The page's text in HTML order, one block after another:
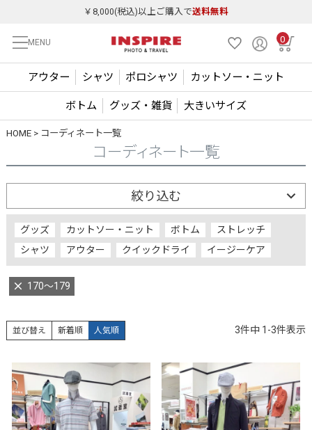
￥8,000(税込)以上ご購入で送料無料
MENU 0
アウター シャツ ポロシャツ カットソー・ニット
ボトム グッズ・雑貨 大きいサイズ
HOME コーディネート一覧
コーディネート一覧
絞り込む
グッズ カットソー・ニット ボトム
ストレッチ
シャツ
アウター クイックドライ イージーケア
170～179
並び替え 新着順 人気順 3件中 1 -3件表示